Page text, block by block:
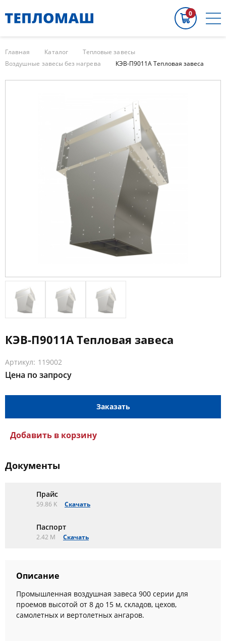
0
Главная Каталог
Тепловые завесы
Воздушные завесы без нагрева
КЭВ-П9011A Тепловая завеса
КЭВ-П9011A Тепловая завеса
Артикул: 119002
Цена по запросу
Заказать
Добавить в корзину
Документы
Прайс
59.86 K Скачать
Паспорт
2.42 M Скачать
Описание
Промышленная воздушная завеса 900 серии для
проемов высотой от 8 до 15 м, складов, цехов,
самолетных и вертолетных ангаров.